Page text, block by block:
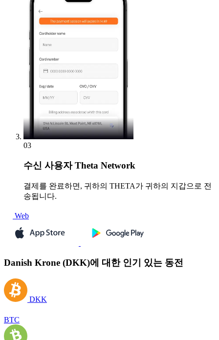
03
수신 사용자 Theta Network
결제를 완료하면, 귀하의 THETA가 귀하의 지갑으로 전
송됩니다.
Web
Danish Krone (DKK)에 대한 인기 있는 동전
DKK
BTC